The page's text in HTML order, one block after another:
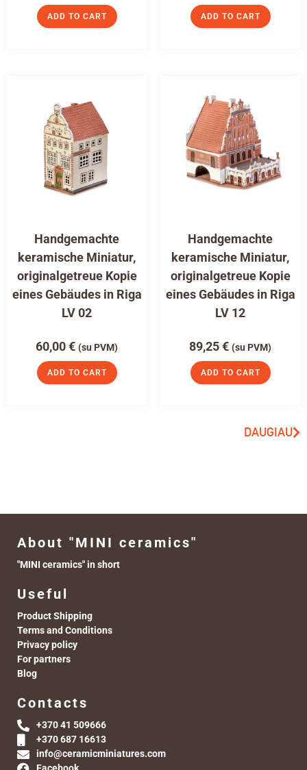
ADD TO CART ADD TO CART
Handgemachte
keramische Miniatur,
originalgetreue Kopie
eines Gebäudes in Riga
LV 02
60,00€ (su PVM)
ADD TO CART
Handgemachte
keramische Miniatur,
originalgetreue Kopie
eines Gebäudes in Riga
LV 12
89,25€ (su PVM)
ADD TO CART
DAUGIAU
About "MINI ceramics"
"MINI ceramics" in short
Useful
Product Shipping
Terms and Conditions
Privacy policy
For partners
Blog
Contacts
+370 41 509666
+370 687 16613
info@ceramicminiatures.com